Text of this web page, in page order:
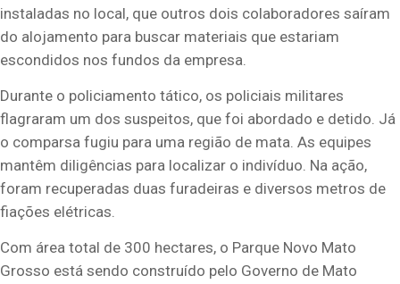
instaladas no local, que outros dois colaboradores saíram
do alojamento para buscar materiais que estariam
escondidos nos fundos da empresa.
Durante o policiamento tático, os policiais militares
flagraram um dos suspeitos, que foi abordado e detido. Já
o comparsa fugiu para uma região de mata. As equipes
mantêm diligências para localizar o indivíduo. Na ação,
foram recuperadas duas furadeiras e diversos metros de
fiações elétricas.
Com área total de 300 hectares, o Parque Novo Mato
Grosso está sendo construído pelo Governo de Mato